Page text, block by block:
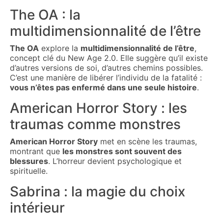
The OA : la
multidimensionnalité de l’être
The OA explore la multidimensionnalité de l’être,
concept clé du New Age 2.0. Elle suggère qu’il existe
d’autres versions de soi, d’autres chemins possibles.
C’est une manière de libérer l’individu de la fatalité :
vous n’êtes pas enfermé dans une seule histoire.
American Horror Story : les
traumas comme monstres
American Horror Story met en scène les traumas,
montrant que les monstres sont souvent des
blessures. L’horreur devient psychologique et
spirituelle.
Sabrina : la magie du choix
intérieur